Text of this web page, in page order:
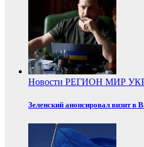
Новости РЕГИОН МИР
Зеленский анонсировал визит в